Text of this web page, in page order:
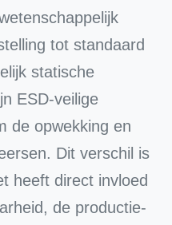
tot standaard
statische
ESD-veilige
de opwekking en
Dit verschil is
heeft direct invloed
de productie-